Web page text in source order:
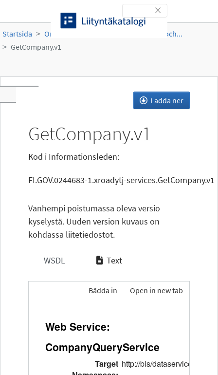
Toggle navigation
Startsida Organisationer
Företags- och...
GetCompany.v1
Ladda ner
GetCompany.v1
Kod i Informationsleden:
FI.GOV.0244683-1.xroadytj-services.GetCompany.v1
Vanhempi poistumassa oleva versio
kyselystä. Uuden version kuvaus on
kohdassa liitetiedostot.
WSDL Text
Open in new tab
Bädda in